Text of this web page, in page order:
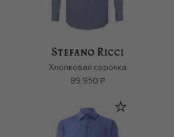
Хлопковая сорочка
89 950 ₽